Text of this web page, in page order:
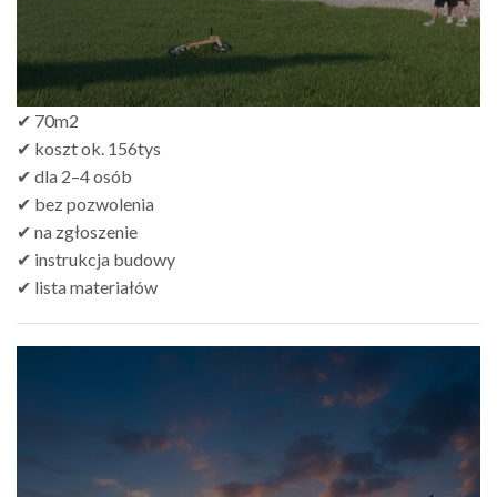
✔ 70m2
✔ koszt ok. 156tys
✔ dla 2–4 osób
✔ bez pozwolenia
✔ na zgłoszenie
✔ instrukcja budowy
✔ lista materiałów